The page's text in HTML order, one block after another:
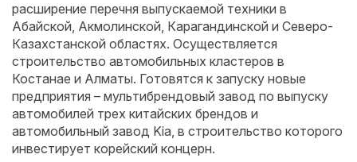
расширение перечня выпускаемой техники в
Абайской, Акмолинской, Карагандинской и Северо-
Казахстанской областях. Осуществляется
строительство автомобильных кластеров в
Костанае и Алматы. Готовятся к запуску новые
предприятия – мультибрендовый завод по выпус­ку
автомобилей трех китайских брендов и
автомобильный завод Kia, в строи­тельство которого
инвестирует корейский концерн.